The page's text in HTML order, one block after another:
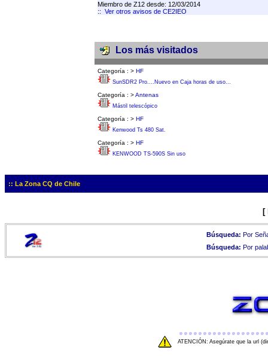
Miembro de Z12 desde: 12/03/2014
:: Ver otros avisos de CE2IEO
Los más visitados
Categoría : > HF
SunSDR2 Pro....Nuevo en Caja horas de uso...
Categoría : >Antenas
Mástil telescópico
Categoría : > HF
Kenwood Ts 480 Sat.
Categoría : > HF
KENWOOD TS-590S Sin uso
:: La Zona CQ de Chile
[
Búsqueda: Por
Búsqueda: Por
ATENCIÓN: Asegúrate que la url